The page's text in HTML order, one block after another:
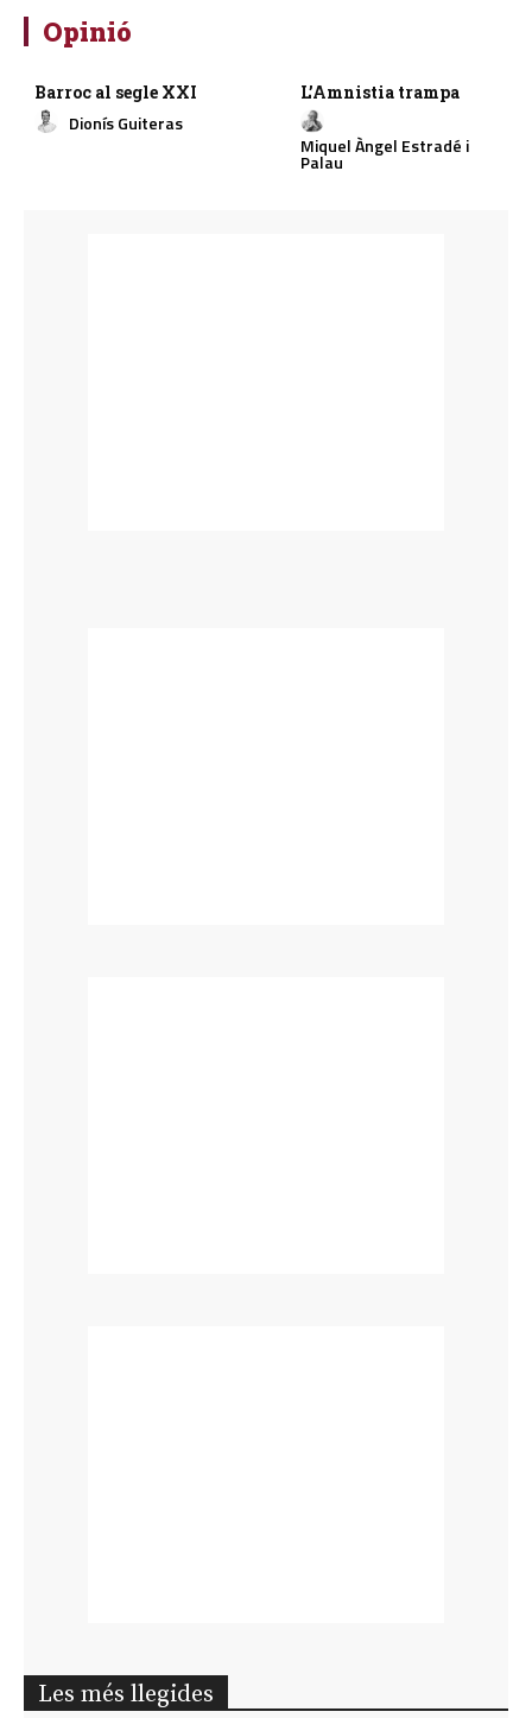
Opinió
Barroc al segle XXI
Dionís Guiteras
L’Amnistia trampa
Miquel Àngel Estradé i
Palau
Les més llegides